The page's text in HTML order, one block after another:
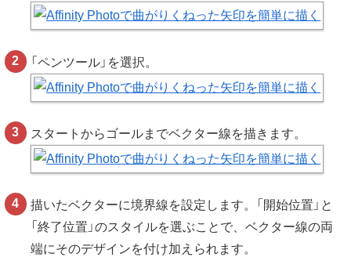
「ペンツール」を選択。
スタートからゴールまでベクター線を描きます。
描いたベクターに境界線を設定します。「開始位置」と
「終了位置」のスタイルを選ぶことで、ベクター線の両
端にそのデザインを付け加えられます。